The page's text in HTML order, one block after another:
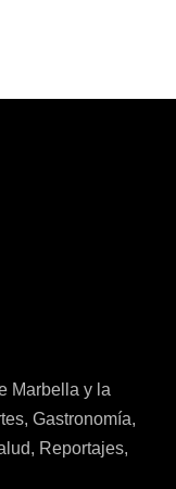
Marbella y la
Gastronomía,
Reportajes,